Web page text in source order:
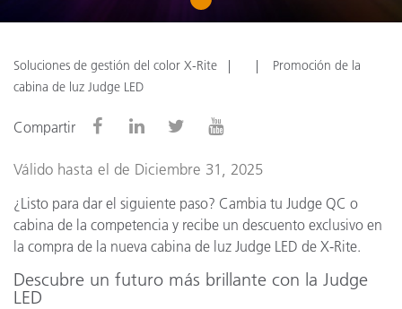
1
Soluciones de gestión del color X-Rite
Promoción de la
cabina de luz Judge LED
Compartir
Válido hasta el de Diciembre 31, 2025
¿Listo para dar el siguiente paso? Cambia tu Judge QC o
cabina de la competencia y recibe un descuento exclusivo en
la compra de la nueva cabina de luz Judge LED de X-Rite.
Descubre un futuro más brillante con la Judge
LED